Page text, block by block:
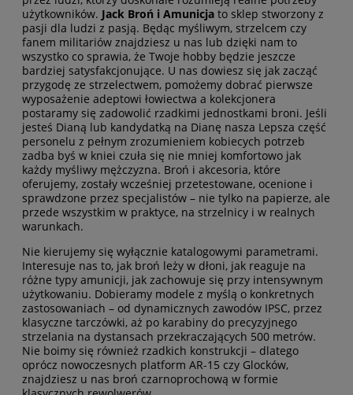
użytkowników. Jack Broń i Amunicja to sklep stworzony z
pasji dla ludzi z pasją. Będąc myśliwym, strzelcem czy
fanem militariów znajdziesz u nas lub dzięki nam to
wszystko co sprawia, że Twoje hobby będzie jeszcze
bardziej satysfakcjonujące. U nas dowiesz się jak zacząć
przygodę ze strzelectwem, pomożemy dobrać pierwsze
wyposażenie adeptowi łowiectwa a kolekcjonera
postaramy się zadowolić rzadkimi jednostkami broni. Jeśli
jesteś Dianą lub kandydatką na Dianę nasza Lepsza część
personelu z pełnym zrozumieniem kobiecych potrzeb
zadba byś w kniei czuła się nie mniej komfortowo jak
każdy myśliwy mężczyzna. Broń i akcesoria, które
oferujemy, zostały wcześniej przetestowane, ocenione i
sprawdzone przez specjalistów – nie tylko na papierze, ale
przede wszystkim w praktyce, na strzelnicy i w realnych
warunkach.
Nie kierujemy się wyłącznie katalogowymi parametrami.
Interesuje nas to, jak broń leży w dłoni, jak reaguje na
różne typy amunicji, jak zachowuje się przy intensywnym
użytkowaniu. Dobieramy modele z myślą o konkretnych
zastosowaniach – od dynamicznych zawodów IPSC, przez
klasyczne tarczówki, aż po karabiny do precyzyjnego
strzelania na dystansach przekraczających 500 metrów.
Nie boimy się również rzadkich konstrukcji – dlatego
oprócz nowoczesnych platform AR-15 czy Glocków,
znajdziesz u nas broń czarnoprochową w formie